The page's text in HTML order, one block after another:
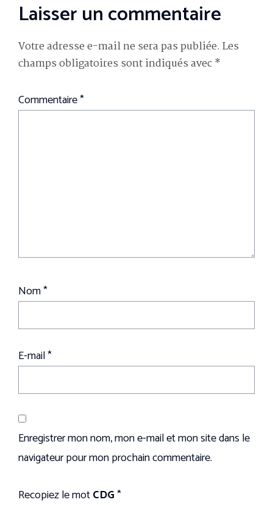
Laisser un commentaire
Votre adresse e-mail ne sera pas publiée. Les
champs obligatoires sont indiqués avec*
Commentaire*
Nom*
E-mail*
Enregistrer mon nom, mon e-mail et mon site dans le
navigateur pour mon prochain commentaire.
Recopiez le motCDG*